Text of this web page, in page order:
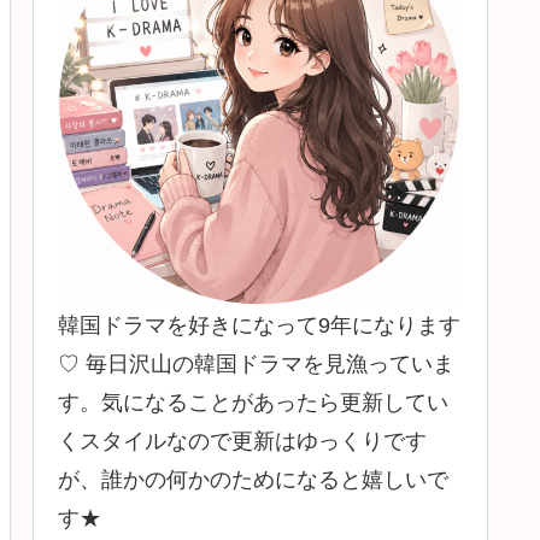
韓国ドラマを好きになって9年になります
♡ 毎日沢山の韓国ドラマを見漁っていま
す。気になることがあったら更新してい
くスタイルなので更新はゆっくりです
が、誰かの何かのためになると嬉しいで
す★